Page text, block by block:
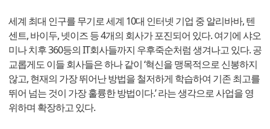
세계 최대 인구를 무기로 세계 10대 인터넷 기업 중 알리바바, 텐
센트, 바이두, 넷이즈 등 4개의 회사가 포진되어 있다. 여기에 샤오
미나 치후 360등의 IT회사들까지 우후죽순처럼 생겨나고 있다. 공
교롭게도 이들 회사들은 하나 같이 ‘혁신을 맹목적으로 신봉하지
않고, 현재의 가장 뛰어난 방법을 철저하게 학습하여 기존 최고를
뛰어 넘는 것이 가장 훌륭한 방법이다.’ 라는 생각으로 사업을 영
위하며 확장하고 있다.